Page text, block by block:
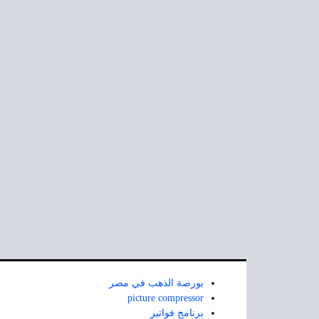
بورصة الذهب في مصر
picture compressor
برنامج فواتير